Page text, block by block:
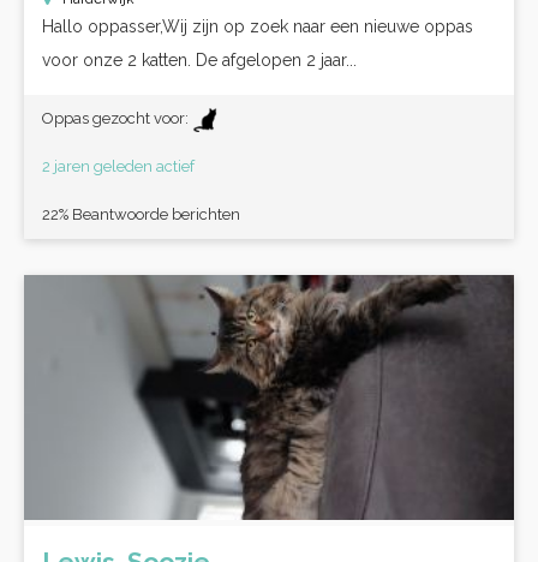
Hallo oppasser,Wij zijn op zoek naar een nieuwe oppas
voor onze 2 katten. De afgelopen 2 jaar...
Oppas gezocht voor:
2 jaren geleden actief
22% Beantwoorde berichten